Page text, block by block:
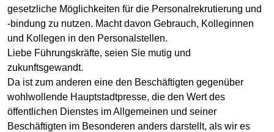
gesetzliche Möglichkeiten für die Personalrekrutierung und
-bindung zu nutzen. Macht davon Gebrauch, Kolleginnen
und Kollegen in den Personalstellen.
Liebe Führungskräfte, seien Sie mutig und
zukunftsgewandt.
Da ist zum anderen eine den Beschäftigten gegenüber
wohlwollende Hauptstadtpresse, die den Wert des
öffentlichen Dienstes im Allgemeinen und seiner
Beschäftigten im Besonderen anders darstellt, als wir es